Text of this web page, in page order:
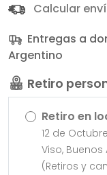
Calcular
Entregas a
Argentino
Retiro
Retiro en
12 de
Viso, Buenos
(Retiros y